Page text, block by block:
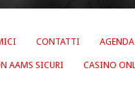
CONTATTI
AAMS SICURI CASINO